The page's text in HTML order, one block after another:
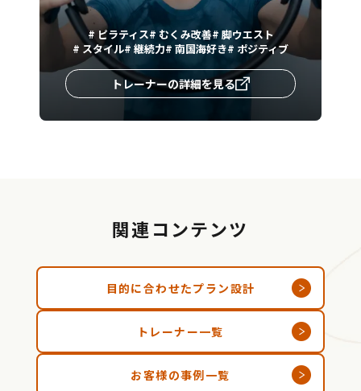
# ピラティス# むくみ改善# 脚ウエスト
# スタイル# 継続力# 南国海好き# ポジティブ
トレーナーの詳細を見る
関連コンテンツ
目的に合わせたプラン設計
トレーナー一覧
お客様の事例一覧